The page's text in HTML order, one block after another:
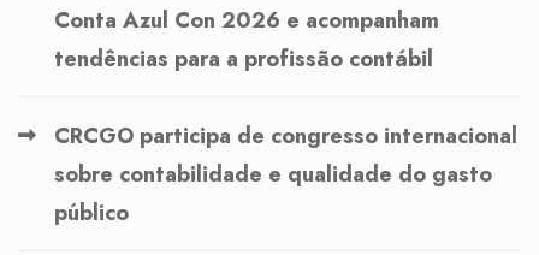
Conta Azul Con 2026 e acompanham
tendências para a profissão contábil
CRCGO participa de congresso internacional
sobre contabilidade e qualidade do gasto
público